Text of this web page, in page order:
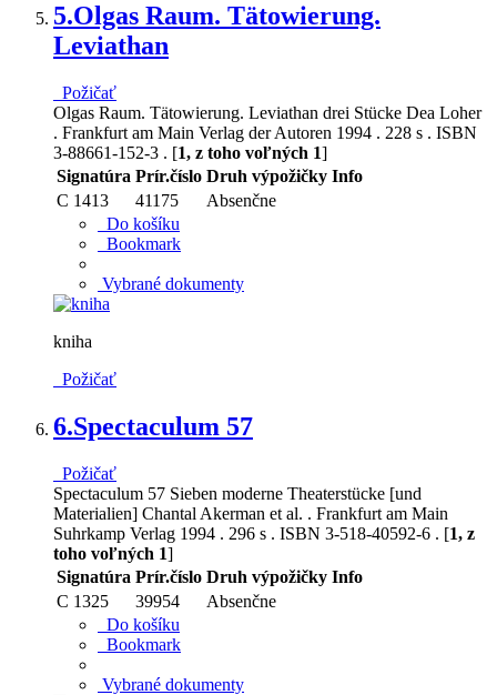
5.Olgas Raum. Tätowierung.
Leviathan
Požičať
Olgas Raum. Tätowierung. Leviathan drei Stücke Dea Loher
. Frankfurt am Main Verlag der Autoren 1994 . 228 s . ISBN
3-88661-152-3 . [1, z toho voľných 1]
Signatúra Prír.číslo Druh výpožičky Info
C 1413
41175
Absenčne
Do košíku
Bookmark
Vybrané dokumenty
kniha
Požičať
6.Spectaculum 57
Požičať
Spectaculum 57 Sieben moderne Theaterstücke [und
Materialien] Chantal Akerman et al. . Frankfurt am Main
Suhrkamp Verlag 1994 . 296 s . ISBN 3-518-40592-6 . [1, z
toho voľných 1]
Signatúra Prír.číslo Druh výpožičky Info
C 1325
39954
Absenčne
Do košíku
Bookmark
Vybrané dokumenty